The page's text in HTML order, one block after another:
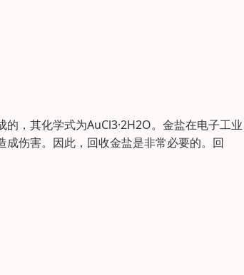
，其化学式为AuCl3·2H2O。金盐在电子工
伤害。因此，回收金盐是非常必要的。回